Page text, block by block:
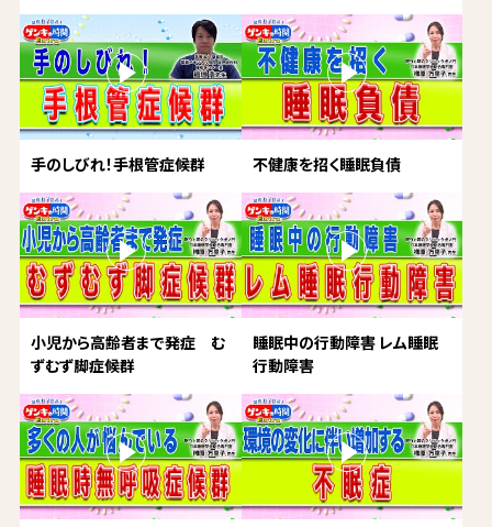
手のしびれ！手根管症候群 不健康を招く睡眠負債
小児から高齢者まで発症 む
ずむず脚症候群
睡眠中の行動障害 レム睡眠
行動障害